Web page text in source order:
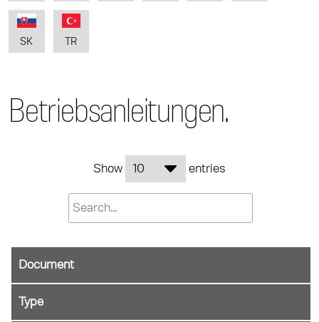
SK TR
Betriebsanleitungen.
Show entries
Document